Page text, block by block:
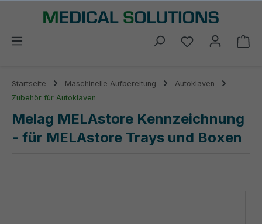
springen
Du hast 0
Startseite Maschinelle Aufbereitung
Autoklaven
Zubehör für Autoklaven
Melag MELAstore Kennzeichnung
- für MELAstore Trays und Boxen